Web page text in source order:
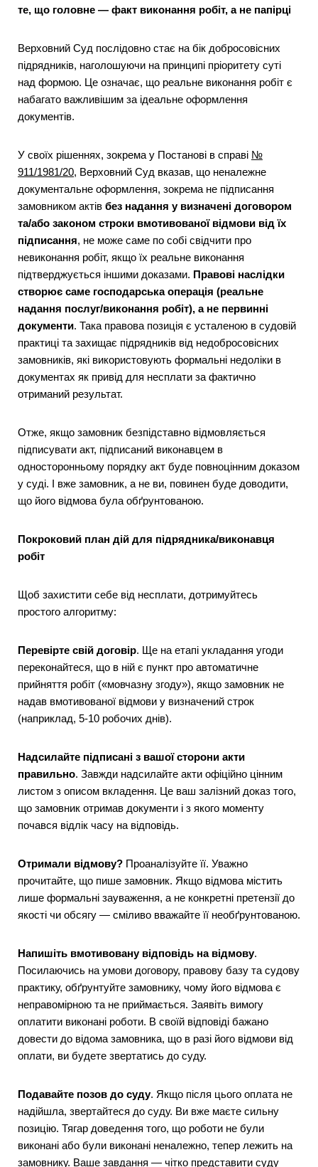
те, що головне — факт виконання робіт, а не папірці
Верховний Суд послідовно стає на бік добросовісних
підрядників, наголошуючи на принципі пріоритету суті
над формою. Це означає, що реальне виконання робіт є
набагато важливішим за ідеальне оформлення
документів.
У своїх рішеннях, зокрема у Постанові в справі №
911/1981/20, Верховний Суд вказав, що неналежне
документальне оформлення, зокрема не підписання
замовником актів без надання у визначені договором
та/або законом строки вмотивованої відмови від їх
підписання, не може саме по собі свідчити про
невиконання робіт, якщо їх реальне виконання
підтверджується іншими доказами. Правові наслідки
створює саме господарська операція (реальне
надання послуг/виконання робіт), а не первинні
документи. Така правова позиція є усталеною в судовій
практиці та захищає підрядників від недобросовісних
замовників, які використовують формальні недоліки в
документах як привід для несплати за фактично
отриманий результат.
Отже, якщо замовник безпідставно відмовляється
підписувати акт, підписаний виконавцем в
односторонньому порядку акт буде повноцінним доказом
у суді. І вже замовник, а не ви, повинен буде доводити,
що його відмова була обґрунтованою.
Покроковий план дій для підрядника/виконавця
робіт
Щоб захистити себе від несплати, дотримуйтесь
простого алгоритму:
Перевірте свій договір. Ще на етапі укладання угоди
переконайтеся, що в ній є пункт про автоматичне
прийняття робіт («мовчазну згоду»), якщо замовник не
надав вмотивованої відмови у визначений строк
(наприклад, 5-10 робочих днів).
Надсилайте підписані з вашої сторони акти
правильно. Завжди надсилайте акти офіційно цінним
листом з описом вкладення. Це ваш залізний доказ того,
що замовник отримав документи і з якого моменту
почався відлік часу на відповідь.
Отримали відмову? Проаналізуйте її. Уважно
прочитайте, що пише замовник. Якщо відмова містить
лише формальні зауваження, а не конкретні претензії до
якості чи обсягу — сміливо вважайте її необґрунтованою.
Напишіть вмотивовану відповідь на відмову.
Посилаючись на умови договору, правову базу та судову
практику, обґрунтуйте замовнику, чому його відмова є
неправомірною та не приймається. Заявіть вимогу
оплатити виконані роботи. В своїй відповіді бажано
довести до відома замовника, що в разі його відмови від
оплати, ви будете звертатись до суду.
Подавайте позов до суду. Якщо після цього оплата не
надійшла, звертайтеся до суду. Ви вже маєте сильну
позицію. Тягар доведення того, що роботи не були
виконані або були виконані неналежно, тепер лежить на
замовнику. Ваше завдання — чітко представити суду